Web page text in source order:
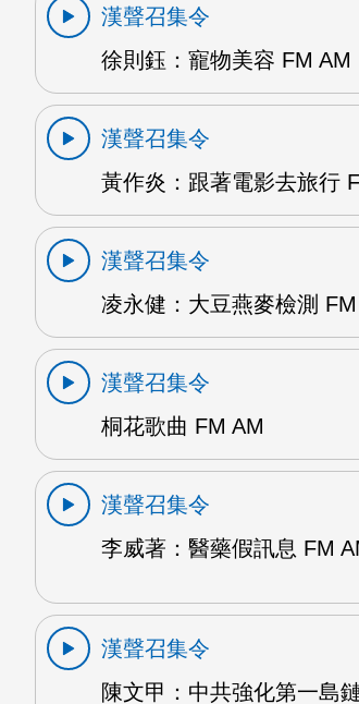
漢聲召集令
徐則鈺：寵物美容 FM AM
漢聲召集令
黃作炎：跟著電影去旅行
漢聲召集令
凌永健：大豆燕麥檢測 FM
漢聲召集令
桐花歌曲 FM AM
漢聲召集令
李威著：醫藥假訊息 FM
漢聲召集令
陳文甲：中共強化第一島